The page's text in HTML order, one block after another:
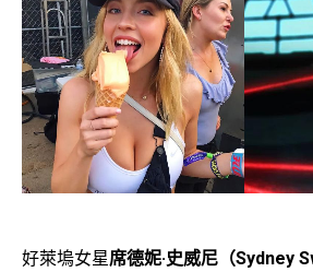
好萊塢女星席德妮·史威尼（Sydney